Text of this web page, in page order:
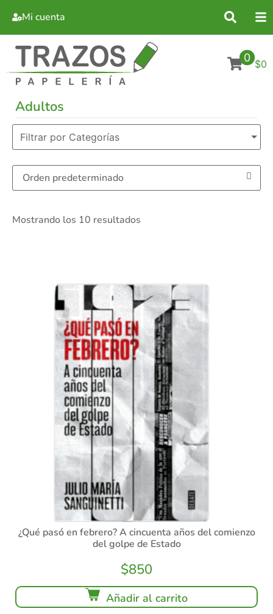
Mi cuenta
0 $0
Adultos
Filtrar por Categorías
Mostrando los 10 resultados
¿Qué pasó en febrero? A cincuenta años del comienzo
del golpe de Estado
$850
Añadir al carrito